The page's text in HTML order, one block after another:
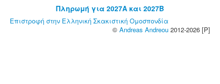
Πληρωμή για 2027A και 2027B
Επιστροφή στην Ελληνική Σκακιστική Ομοσπονδία
© Andreas Andreou 2012-2026 [P]